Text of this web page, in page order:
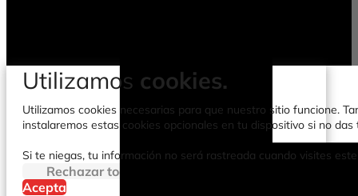
Utilizamos cookies.
Utilizamos cookies necesarias para que nuestro sitio funcione.
instalaremos estas cookies opcionales en tu dispositivo si no
Si te niegas, tu información no será rastreada cuando visites
Rechazar todo
Acepta